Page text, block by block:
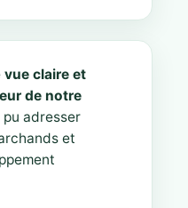
vue claire et
de notre
pu adresser
et